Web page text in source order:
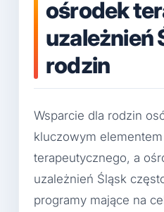
ośrodek
uzależnień
rodzin
Wsparcie dla rodzin
kluczowym
terapeutycznego, a
uzależnień Śląsk
programy mające na